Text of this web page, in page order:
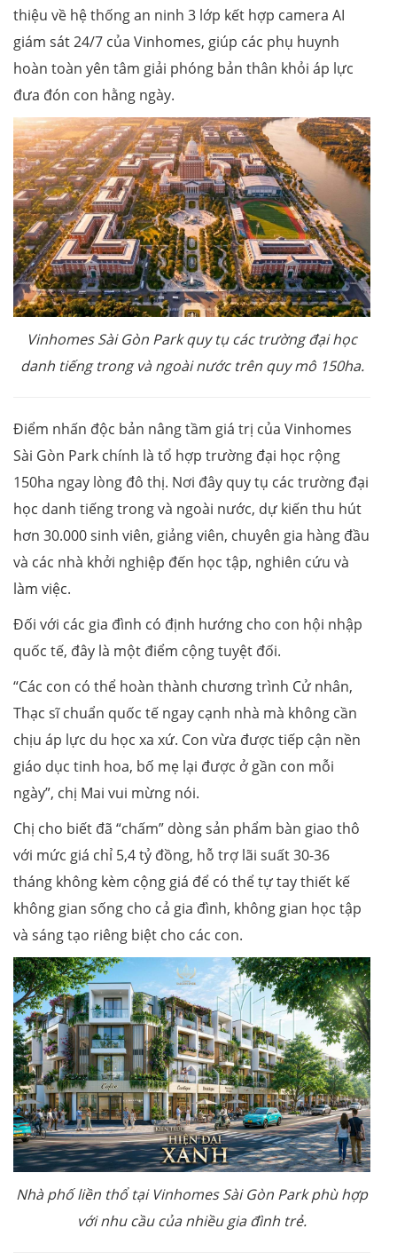
thiệu về hệ thống an ninh 3 lớp kết hợp camera AI
giám sát 24/7 của Vinhomes, giúp các phụ huynh
hoàn toàn yên tâm giải phóng bản thân khỏi áp lực
đưa đón con hằng ngày.
Vinhomes Sài Gòn Parkquy tụ các trường đại học
danh tiếng trong và ngoài nướctrên quy mô 150ha.
Điểm nhấn độc bản nâng tầm giá trị của Vinhomes
Sài Gòn Park chính là tổ hợp trường đại học rộng
150ha ngay lòng đô thị. Nơi đây quy tụ các trường đại
học danh tiếng trong và ngoài nước, dự kiến thu hút
hơn 30.000 sinh viên, giảng viên, chuyên gia hàng đầu
và các nhà khởi nghiệp đến học tập, nghiên cứu và
làm việc.
Đối với các gia đình có định hướng cho con hội nhập
quốc tế, đây là một điểm cộng tuyệt đối.
“Các con có thể hoàn thành chương trình Cử nhân,
Thạc sĩ chuẩn quốc tế ngay cạnh nhà mà không cần
chịu áp lực du học xa xứ. Con vừa được tiếp cận nền
giáo dục tinh hoa, bố mẹ lại được ở gần con mỗi
ngày”, chị Mai vui mừng nói.
Chị cho biết đã “chấm” dòng sản phẩm bàn giao thô
với mức giá chỉ 5,4 tỷ đồng, hỗ trợ lãi suất 30-36
tháng không kèm cộng giá để có thể tự tay thiết kế
không gian sống cho cả gia đình, không gian học tập
và sáng tạo riêng biệt cho các con.
Nhà phố liền thổ tại Vinhomes Sài Gòn Park phù hợp
với nhu cầu của nhiều gia đình trẻ.